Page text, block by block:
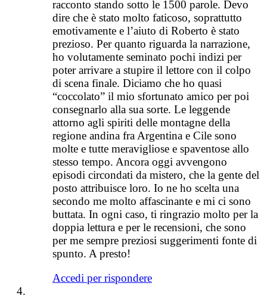
racconto stando sotto le 1500 parole. Devo
dire che è stato molto faticoso, soprattutto
emotivamente e l’aiuto di Roberto è stato
prezioso. Per quanto riguarda la narrazione,
ho volutamente seminato pochi indizi per
poter arrivare a stupire il lettore con il colpo
di scena finale. Diciamo che ho quasi
“coccolato” il mio sfortunato amico per poi
consegnarlo alla sua sorte. Le leggende
attorno agli spiriti delle montagne della
regione andina fra Argentina e Cile sono
molte e tutte meravigliose e spaventose allo
stesso tempo. Ancora oggi avvengono
episodi circondati da mistero, che la gente del
posto attribuisce loro. Io ne ho scelta una
secondo me molto affascinante e mi ci sono
buttata. In ogni caso, ti ringrazio molto per la
doppia lettura e per le recensioni, che sono
per me sempre preziosi suggerimenti fonte di
spunto. A presto!
Accedi per rispondere